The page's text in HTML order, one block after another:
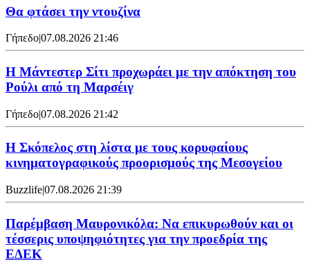
Θα φτάσει την ντουζίνα
Γήπεδο|07.08.2026 21:46
Η Μάντεστερ Σίτι προχωράει με την απόκτηση του
Ρούλι από τη Μαρσέιγ
Γήπεδο|07.08.2026 21:42
Η Σκόπελος στη λίστα με τους κορυφαίους
κινηματογραφικούς προορισμούς της Μεσογείου
Buzzlife|07.08.2026 21:39
Παρέμβαση Μαυρονικόλα: Να επικυρωθούν και οι
τέσσερις υποψηφιότητες για την προεδρία της
ΕΔΕΚ